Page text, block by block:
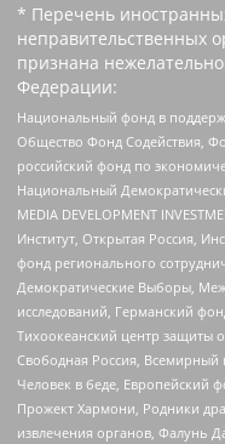
* Перечень
неправительственных
признана
Федерации:
Национальный фонд в
Общество Фонд Содействия,
российский фонд по
Национальный
MEDIA DEVELOPMENT
Институт, Открытая Россия,
фонд регионального
Демократические Выборы,
исследований, Германский
Тихоокеанский центр защиты
Свободная Россия, Всемирный
Человек в беде, Европейский
Прожект Хармони, Родники
извлечения органов, Фалунь